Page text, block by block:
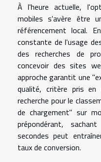
À l'heure actuelle,
mobiles s'avère être
référencement local.
constante de l'usage
des recherches de
concevoir des sites
approche garantit une
qualité, critère pris
recherche pour le
de chargement" sur
prépondérant,
secondes peut
taux de conversion.